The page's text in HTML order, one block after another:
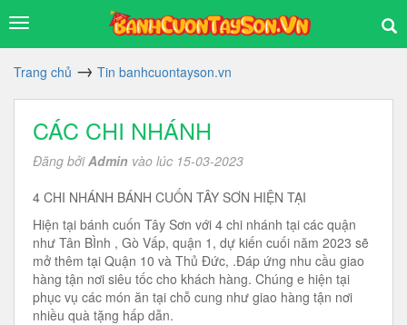
Trang chủ Tin banhcuontayson.vn
CÁC CHI NHÁNH
Đăng bởiAdmin vào lúc 15-03-2023
4 CHI NHÁNH BÁNH CUỐN TÂY SƠN HIỆN TẠI
Hiện tại bánh cuốn Tây Sơn với 4 chi nhánh tại các quận
như Tân BÌnh , Gò Vấp, quận 1, dự kiến cuối năm 2023 sẽ
mở thêm tại Quận 10 và Thủ Đức, .Đáp ứng nhu cầu giao
hàng tận nơi siêu tốc cho khách hàng. Chúng e hiện tại
phục vụ các món ăn tại chỗ cung như giao hàng tận nơi
nhiều quà tặng hấp dẫn.